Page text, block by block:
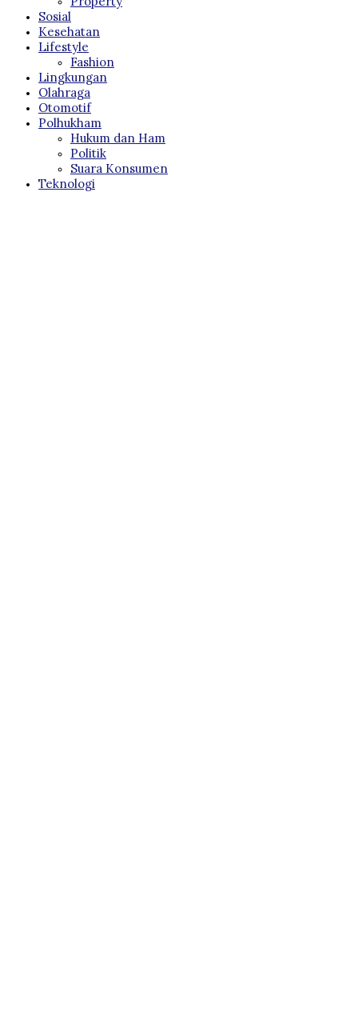
Sosial
Kesehatan
Lifestyle
Fashion
Lingkungan
Olahraga
Otomotif
Polhukham
Hukum dan Ham
Politik
Suara Konsumen
Teknologi